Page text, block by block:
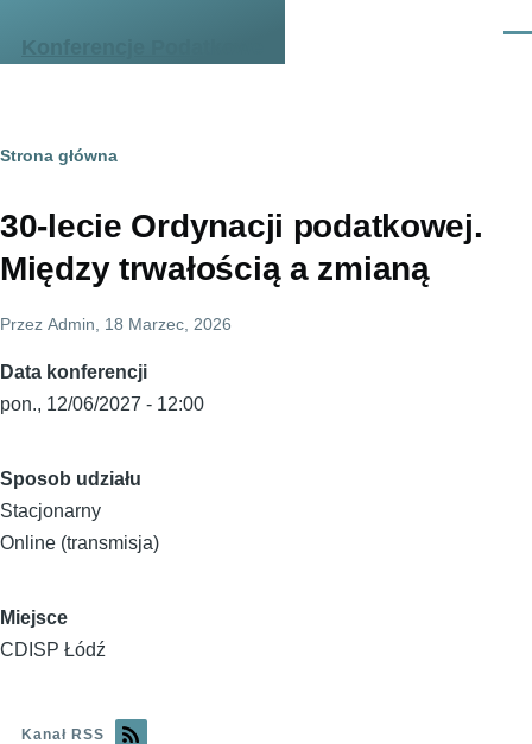
Konferencje Podatkowe
Ścieżka
Strona główna
30-lecie Ordynacji podatkowej.
Między trwałością a zmianą
Przez Admin , 18 Marzec, 2026
Data konferencji
pon., 12/06/2027 - 12:00
Sposob udziału
Stacjonarny
Online (transmisja)
Miejsce
CDISP Łódź
Kanał RSS